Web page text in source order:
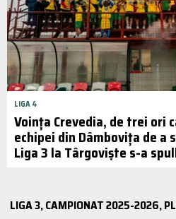
LIGA 4
Voința Crevedia, de trei ori
echipei din Dâmbovița de
Liga 3 la Târgoviște s-a